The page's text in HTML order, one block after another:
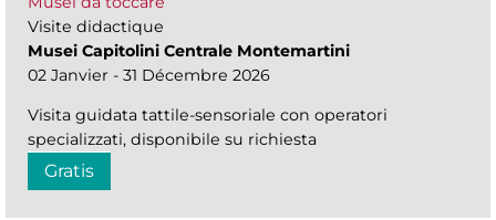
Visite didactique
Musei Capitolini Centrale Montemartini
02 Janvier - 31 Décembre 2026
Visita guidata tattile-sensoriale con operatori
specializzati, disponibile su richiesta
Gratis